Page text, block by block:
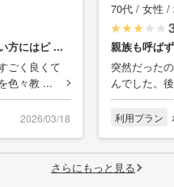
方にはピ ...
ごく良くて
色々教 ...
2026/03/18
70代 / 女性 /
親族も呼ば
突然だった
んでした。
利用プラン
さらにもっと見る